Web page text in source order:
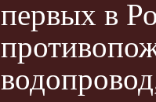
первых в